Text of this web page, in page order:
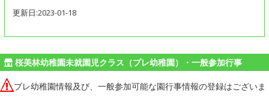
更新日:2023-01-18
桜美林幼稚園未就園児クラス（プレ幼稚園）・一般参加行事
プレ幼稚園情報及び、一般参加可能な園行事情報の登録はございま